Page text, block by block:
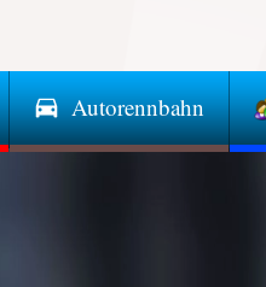
Autorennbahn